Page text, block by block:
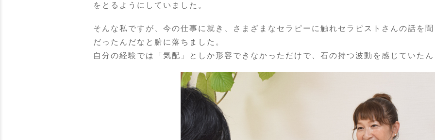
をとるようにしていました。
そんな私ですが、今の仕事に就き、さまざまなセラピーに触れセラピストさんの話を
だったんだなと腑に落ちました。
自分の経験では「気配」としか形容できなかっただけで、石の持つ波動を感じていた